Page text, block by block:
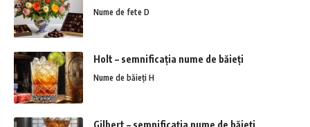
Nume de fete D
Holt – semnificația nume de băieți
Nume de băieți H
Gilbert – semnificația nume de băieți